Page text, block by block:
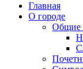
Главная
О городе
Общие